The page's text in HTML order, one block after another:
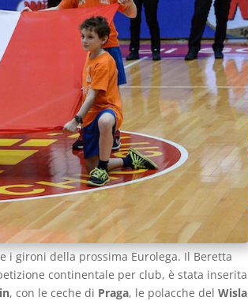
i gironi della prossima Eurolega. Il Beretta
continentale per club, è stata inserita
, con le ceche di Praga, le polacche delWisla